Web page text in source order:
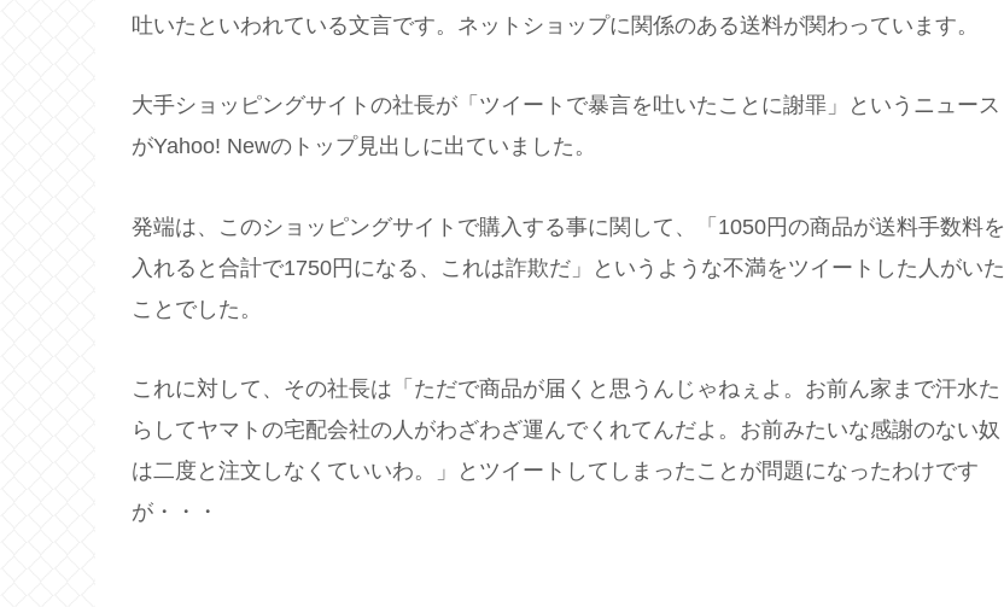
吐いたといわれている文言です。ネットショップに関係のある送料が関わっています。
大手ショッピングサイトの社長が「ツイートで暴言を吐いたことに謝罪」というニュース
がYahoo! Newのトップ見出しに出ていました。
発端は、このショッピングサイトで購入する事に関して、「1050円の商品が送料手数料を
入れると合計で1750円になる、これは詐欺だ」というような不満をツイートした人がいた
ことでした。
これに対して、その社長は「ただで商品が届くと思うんじゃねぇよ。お前ん家まで汗水た
らしてヤマトの宅配会社の人がわざわざ運んでくれてんだよ。お前みたいな感謝のない奴
は二度と注文しなくていいわ。」とツイートしてしまったことが問題になったわけです
が・・・